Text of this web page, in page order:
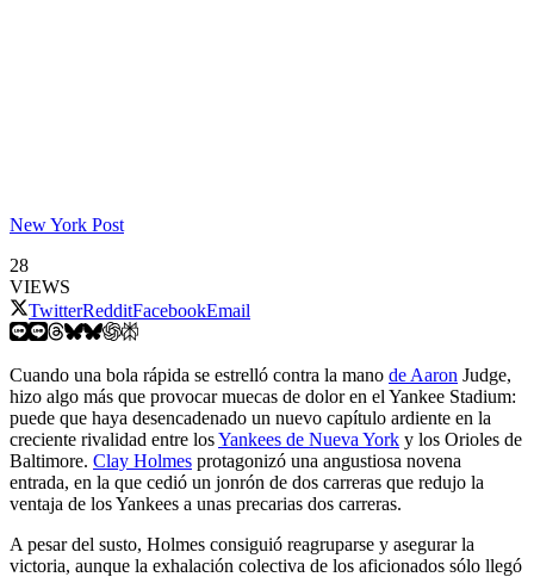
New York Post
28
VIEWS
TwitterRedditFacebookEmail
Cuando una bola rápida se estrelló contra la mano de Aaron Judge,
hizo algo más que provocar muecas de dolor en el Yankee Stadium:
puede que haya desencadenado un nuevo capítulo ardiente en la
creciente rivalidad entre losYankees de Nueva York y los Orioles de
Baltimore. Clay Holmes protagonizó una angustiosa novena
entrada, en la que cedió un jonrón de dos carreras que redujo la
ventaja de los Yankees a unas precarias dos carreras.
A pesar del susto, Holmes consiguió reagruparse y asegurar la
victoria, aunque la exhalación colectiva de los aficionados sólo llegó